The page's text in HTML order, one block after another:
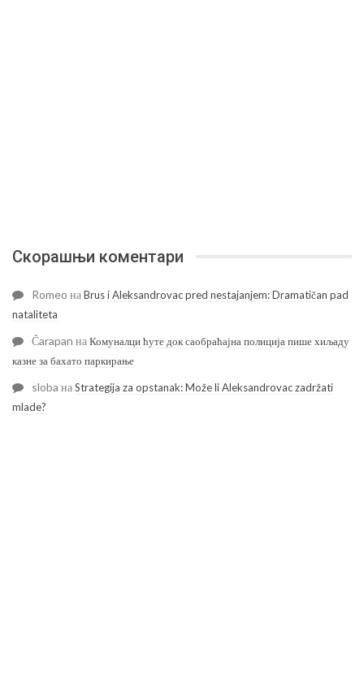
Скорашњи коментари
Romeo наBrus i Aleksandrovac pred nestajanjem: Dramatičan pad
nataliteta
Čarapan наКомуналци ћуте док саобраћајна полиција пише хиљаду
казне за бахато паркирање
sloba наStrategija za opstanak: Može li Aleksandrovac zadržati
mlade?